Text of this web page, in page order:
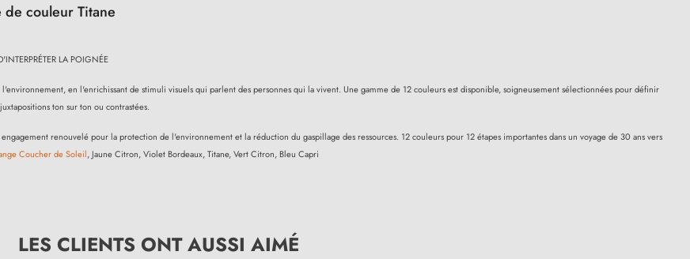
couleur Titane
LA POIGNÉE
en l'enrichissant de stimuli visuels qui parlent des personnes qui la vivent. Une gamme de 12 couleurs est disponible, soigneusement sélectionnées pour définir
ton sur ton ou contrastées.
renouvelé pour la protection de l'environnement et la réduction du gaspillage des ressources. 12 couleurs pour 12 étapes importantes dans un voyage de 30 ans vers
Coucher de Soleil, Jaune Citron, Violet Bordeaux, Titane, Vert Citron, Bleu Capri
LES CLIENTS ONT AUSSI AIMÉ